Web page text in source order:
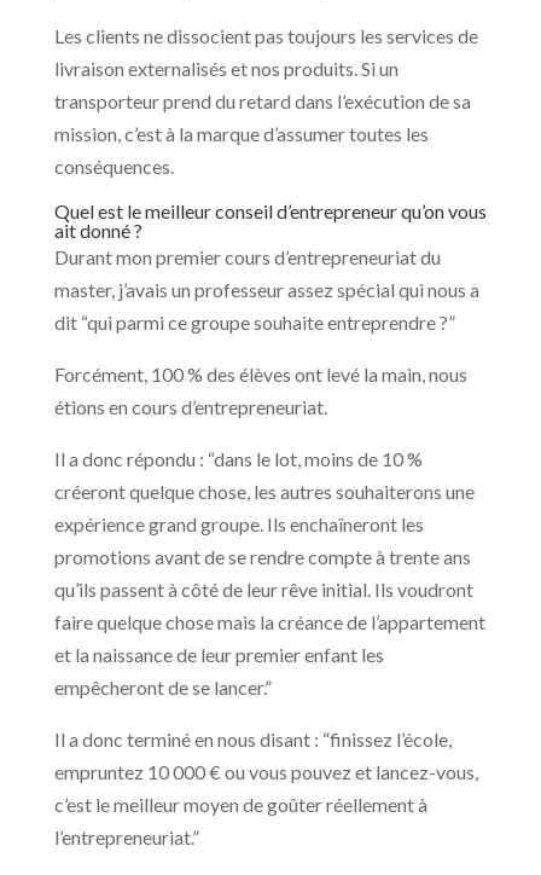
Les clients ne dissocient pas toujours les services de
livraison externalisés et nos produits. Si un
transporteur prend du retard dans l’exécution de sa
mission, c’est à la marque d’assumer toutes les
conséquences.
Quel est le meilleur conseil d’entrepreneur qu’on vous
ait donné ?
Durant mon premier cours d’entrepreneuriat du
master, j’avais un professeur assez spécial qui nous a
dit “qui parmi ce groupe souhaite entreprendre ?”
Forcément, 100 % des élèves ont levé la main, nous
étions en cours d’entrepreneuriat.
Il a donc répondu : “dans le lot, moins de 10 %
créeront quelque chose, les autres souhaiterons une
expérience grand groupe. Ils enchaîneront les
promotions avant de se rendre compte à trente ans
qu’ils passent à côté de leur rêve initial. Ils voudront
faire quelque chose mais la créance de l’appartement
et la naissance de leur premier enfant les
empêcheront de se lancer.”
Il a donc terminé en nous disant : “finissez l’école,
empruntez 10 000 € ou vous pouvez et lancez-vous,
c’est le meilleur moyen de goûter réellement à
l’entrepreneuriat.”